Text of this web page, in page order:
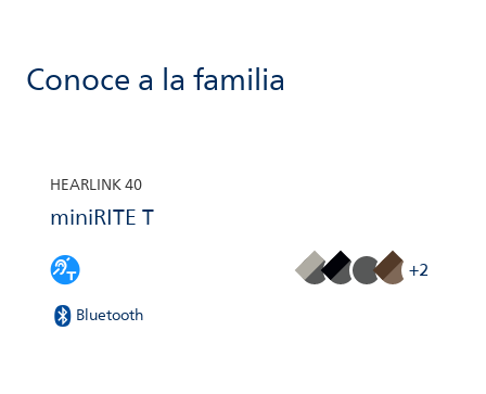
Conoce a la familia
HEARLINK 40
miniRITE T
+2
Bluetooth